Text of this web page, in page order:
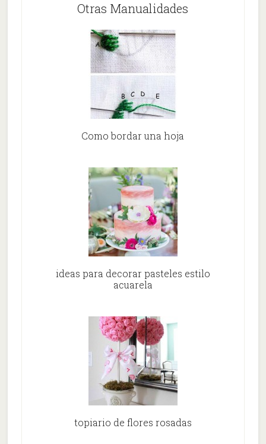
Otras Manualidades
Como bordar una hoja
ideas para decorar pasteles estilo
acuarela
topiario de flores rosadas